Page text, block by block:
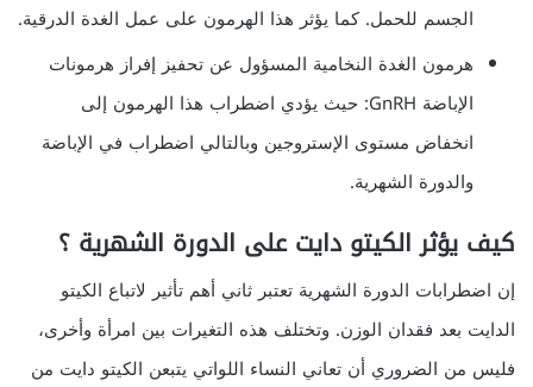
الجسم للحمل. كما يؤثر هذا الهرمون على عمل الغدة الدرقية.
هرمون الغدة النخامية المسؤول عن تحفيز إفراز هرمونات
الإباضة GnRH: حيث يؤدي اضطراب هذا الهرمون إلى
انخفاض مستوى الإستروجين وبالتالي اضطراب في الإباضة
والدورة الشهرية.
كيف يؤثر الكيتو دايت على الدورة الشهرية ؟
إن اضطرابات الدورة الشهرية تعتبر ثاني أهم تأثير لاتباع الكيتو
الدايت بعد فقدان الوزن. وتختلف هذه التغيرات بين امرأة وأخرى،
فليس من الضروري أن تعاني النساء اللواتي يتبعن الكيتو دايت من